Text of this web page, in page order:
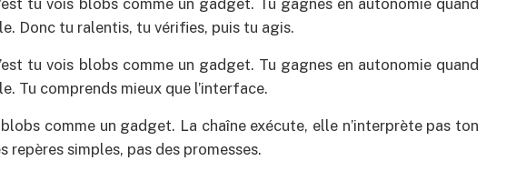
Donc tu ralentis, tu vérifies, puis tu agis.
tu vois blobs comme un gadget. Tu gagnes en autonomie quand
Tu comprends mieux que l’interface.
comme un gadget. La chaîne exécute, elle n’interprète pas ton
repères simples, pas des promesses.